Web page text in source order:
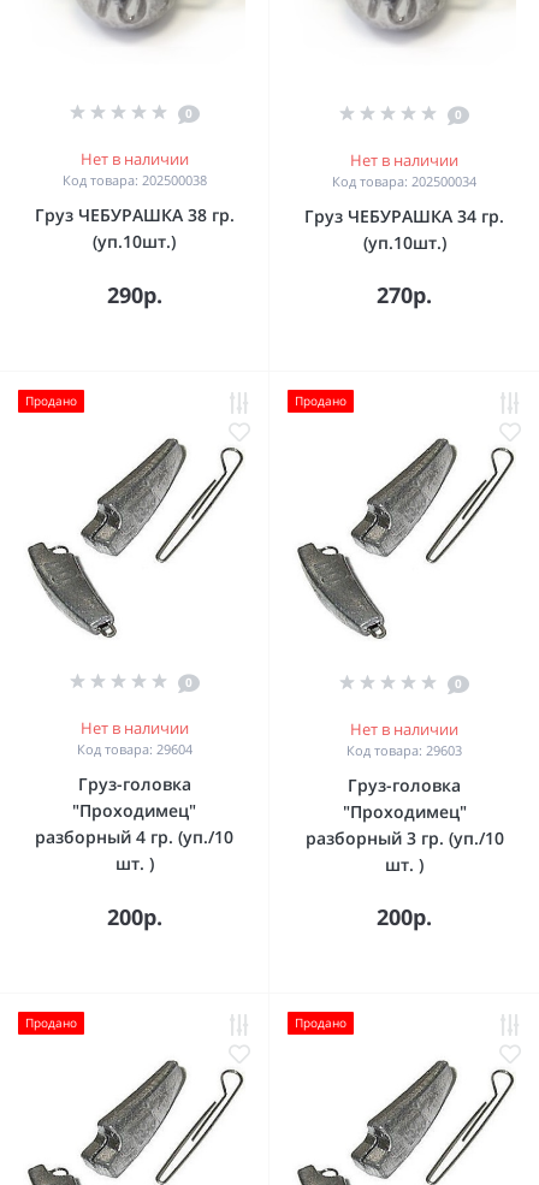
0
Нет в наличии
Код товара: 202500038
Груз ЧЕБУРАШКА 38 гр.
(уп.10шт.)
290р.
0
Нет в наличии
Код товара: 202500034
Груз ЧЕБУРАШКА 34 гр.
(уп.10шт.)
270р.
Продано
0
Нет в наличии
Код товара: 29604
Груз-головка
"Проходимец"
разборный 4 гр. (уп./10
шт. )
200р.
Продано
0
Нет в наличии
Код товара: 29603
Груз-головка
"Проходимец"
разборный 3 гр. (уп./10
шт. )
200р.
Продано Продано